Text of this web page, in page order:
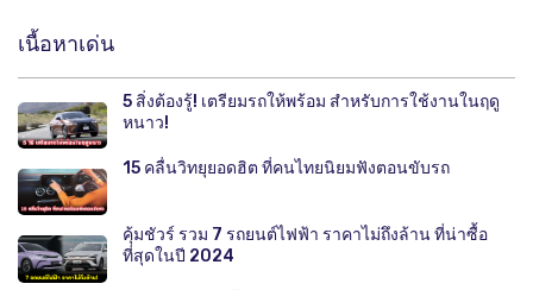
เนื้อหาเด่น
5 สิ่งต้องรู้! เตรียมรถให้พร้อม สำหรับการใช้งานในฤดู
หนาว!
15 คลื่นวิทยุยอดฮิต ที่คนไทยนิยมฟังตอนขับรถ
คุ้มชัวร์ รวม 7 รถยนต์ไฟฟ้า ราคาไม่ถึงล้าน ที่น่าซื้อ
ที่สุดในปี 2024